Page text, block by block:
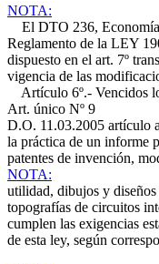
NOTA:
El DTO 236,
Reglamento de la LEY
dispuesto en el art. 7º
vigencia de las
Artículo 6º.- Vencidos
Art. único Nº 9
D.O. 11.03.2005 artículo
la práctica de un informe
patentes de invención,
NOTA:
utilidad, dibujos y diseños
topografías de circuitos
cumplen las exigencias
de esta ley, según